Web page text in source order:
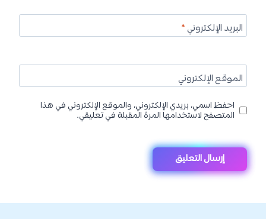
البريد الإلكتروني*
الموقع الإلكتروني
احفظ اسمي، بريدي الإلكتروني، والموقع الإلكتروني في هذا
المتصفح لاستخدامها المرة المقبلة في تعليقي.